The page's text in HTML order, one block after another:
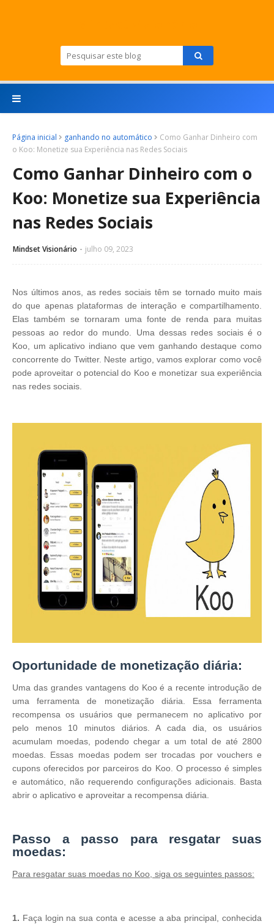
Página inicial ganhando no automático
Como Ganhar Dinheiro com
o Koo: Monetize sua Experiência nas Redes Sociais
Como Ganhar Dinheiro com o
Koo: Monetize sua Experiência
nas Redes Sociais
Mindset Visionário julho 09, 2023
Nos últimos anos, as redes sociais têm se tornado muito mais
do que apenas plataformas de interação e compartilhamento.
Elas também se tornaram uma fonte de renda para muitas
pessoas ao redor do mundo. Uma dessas redes sociais é o
Koo, um aplicativo indiano que vem ganhando destaque como
concorrente do Twitter. Neste artigo, vamos explorar como você
pode aproveitar o potencial do Koo e monetizar sua experiência
nas redes sociais.
Oportunidade de monetização diária:
Uma das grandes vantagens do Koo é a recente introdução de
uma ferramenta de monetização diária. Essa ferramenta
recompensa os usuários que permanecem no aplicativo por
pelo menos 10 minutos diários. A cada dia, os usuários
acumulam moedas, podendo chegar a um total de até 2800
moedas. Essas moedas podem ser trocadas por vouchers e
cupons oferecidos por parceiros do Koo. O processo é simples
e automático, não requerendo configurações adicionais. Basta
abrir o aplicativo e aproveitar a recompensa diária.
Passo a passo para resgatar suas
moedas:
Para resgatar suas moedas no Koo, siga os seguintes passos:
1. Faça login na sua conta e acesse a aba principal, conhecida